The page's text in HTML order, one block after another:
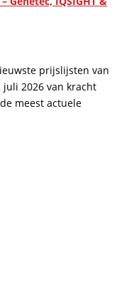
prijslijsten van
juli 2026 van kracht
meest actuele